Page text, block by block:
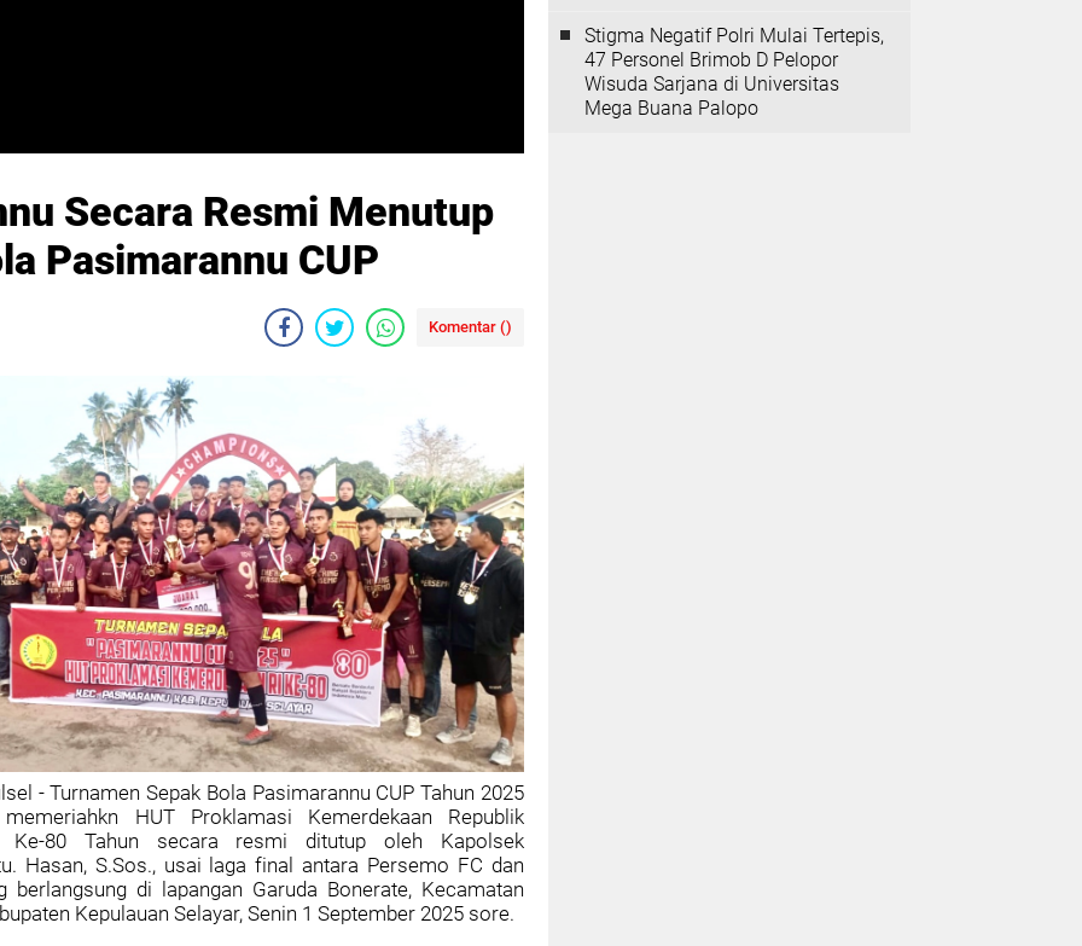
Secara Resmi Menutup
Pasimarannu CUP
Komentar ()
- Turnamen Sepak Bola Pasimarannu CUP Tahun 2025
HUT Proklamasi Kemerdekaan Republik
Ke-80 Tahun secara resmi ditutup oleh Kapolsek
Hasan, S.Sos., usai laga final antara Persemo FC dan
berlangsung di lapangan Garuda Bonerate, Kecamatan
Kepulauan Selayar, Senin 1 September 2025 sore.
Stigma Negatif Polri Mulai Tertepis,
47 Personel Brimob D Pelopor
Wisuda Sarjana di Universitas
Mega Buana Palopo